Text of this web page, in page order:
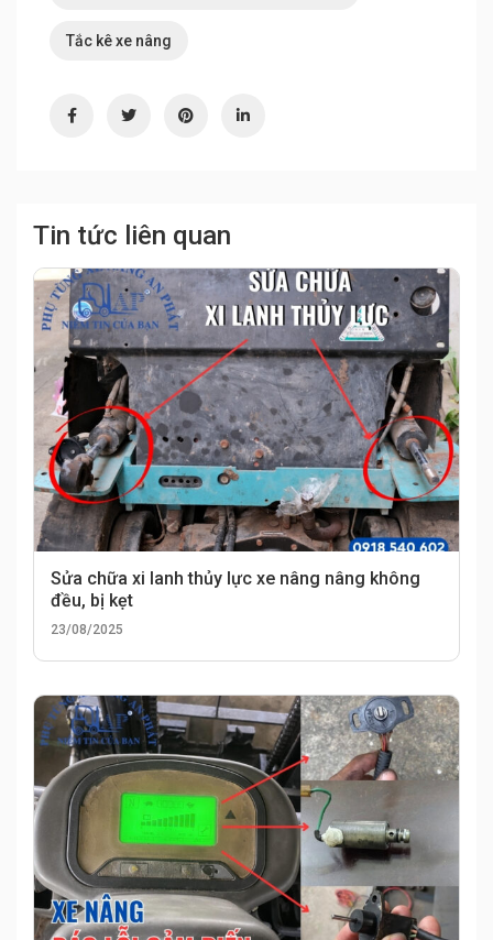
Tắc kê xe nâng
Tin tức liên quan
Sửa chữa xi lanh thủy lực xe nâng nâng không
đều, bị kẹt
23/08/2025